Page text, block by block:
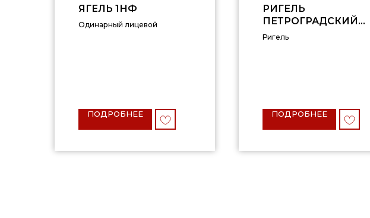
ЯГЕЛЬ 1НФ
Одинарный лицевой
ПОДРОБНЕЕ
РИГЕЛЬ
ПЕТРОГРАДСКИЙ
0,6 НФ
Ригель
ПОДРОБНЕЕ